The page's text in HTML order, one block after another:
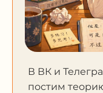
В ВК и
постим